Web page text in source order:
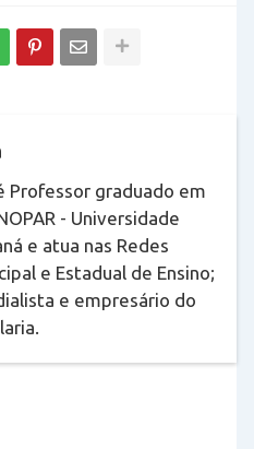
Professor graduado em
- Universidade
e atua nas Redes
e Estadual de Ensino;
e empresário do